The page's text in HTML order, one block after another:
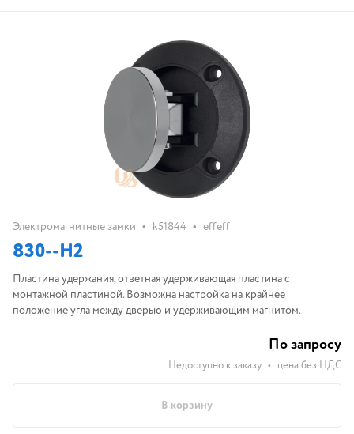
Электромагнитные замки • k51844 • effeff
830--H2
Пластина удержания, ответная удерживающая пластина с
монтажной пластиной. Возможна настройка на крайнее
положение угла между дверью и удерживающим магнитом.
По запросу
Недоступно к заказу • цена без НДС
В корзину